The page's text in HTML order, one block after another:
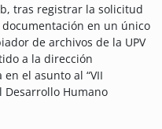
tras registrar la solicitud
en un único
de archivos de la UPV
a la dirección
el asunto al “VII
Desarrollo Humano